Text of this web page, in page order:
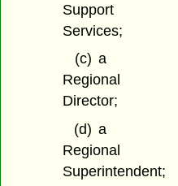
Support
Services;
(c) a
Regional
Director;
(d) a
Regional
Superintendent;